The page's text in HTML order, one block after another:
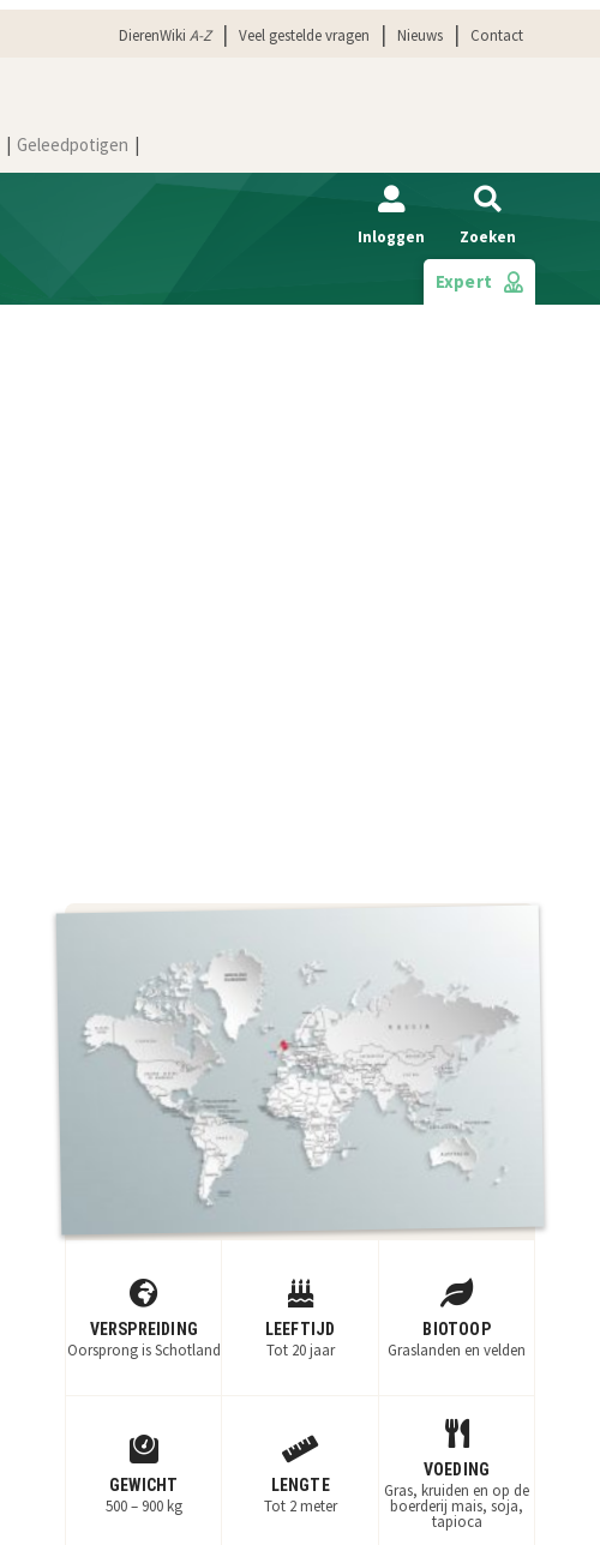
DierenWikiA-Z Veel gestelde vragen Nieuws Contact
Geleedpotigen
Inloggen Zoeken
Expert
VERSPREIDING
Oorsprong is Schotland
LEEFTIJD
Tot 20 jaar
BIOTOOP
Graslanden en velden
GEWICHT
500 – 900 kg
LENGTE
Tot 2 meter
VOEDING
Gras, kruiden en op de
boerderij mais, soja,
tapioca